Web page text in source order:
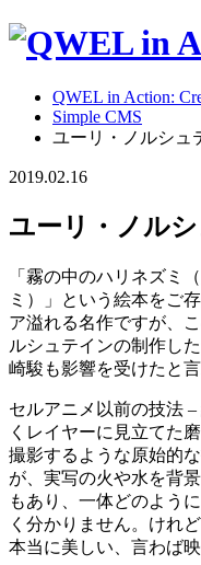
QWEL in Action:
Simple CMS
ユーリ・ノルシュ
2019.02.16
ユーリ・ノル
「霧の中のハリネズミ
ミ）」という絵本をご
ア溢れる名作ですが、
ルシュテインの制作し
崎駿も影響を受けたと
セルアニメ以前の技法
くレイヤーに見立てた
撮影するような原始的
が、実写の火や水を背
もあり、一体どのよう
く分かりません。けれ
本当に美しい、言わば